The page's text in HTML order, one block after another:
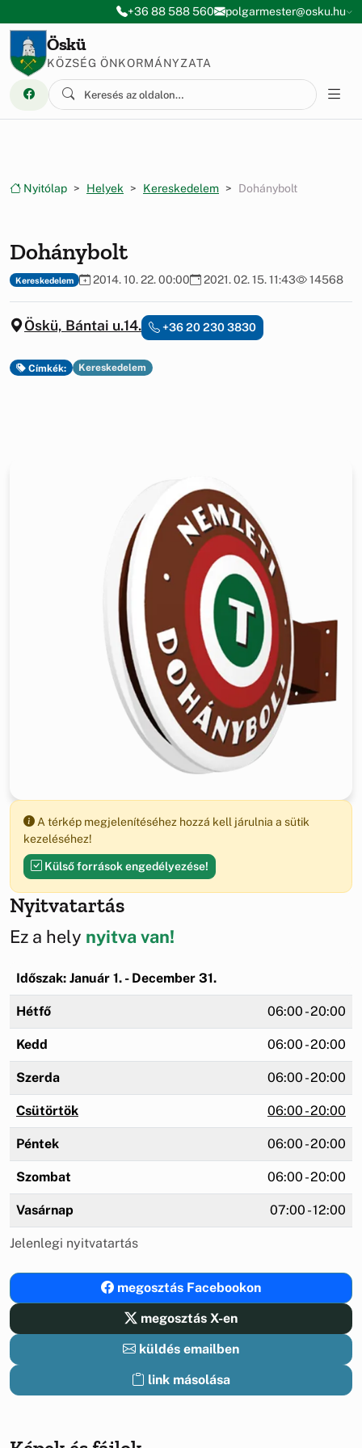
Ugrás a menüre
Ugrás a tartalomra+36 88 588 560 polgarmester@osku.hu
Öskü
KÖZSÉG ÖNKORMÁNYZATA
Nyitólap Helyek Kereskedelem Dohánybolt
Dohánybolt
Kereskedelem 2014. 10. 22. 00:00 2021. 02. 15. 11:43 14568
Öskü, Bántai u.14. +36 20 230 3830
Címkék: Kereskedelem
A térkép megjelenítéséhez hozzá kell járulnia a sütik
kezeléséhez!
Külső források engedélyezése!
Nyitvatartás
Ez a hely nyitva van!
Időszak: Január 1. - December 31.
Hétfő 06:00 - 20:00
Kedd 06:00 - 20:00
Szerda 06:00 - 20:00
Csütörtök 06:00 - 20:00
Péntek 06:00 - 20:00
Szombat 06:00 - 20:00
Vasárnap 07:00 - 12:00
Jelenlegi nyitvatartás
megosztás Facebookon
megosztás X-en
küldés emailben
link másolása